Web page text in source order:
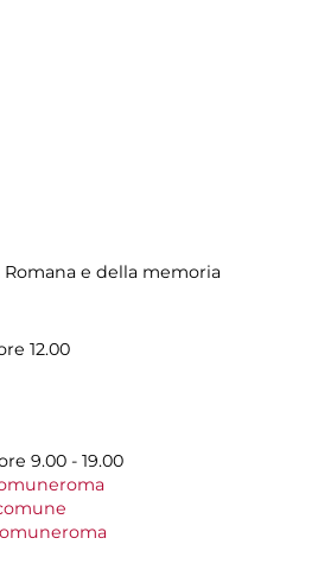
e della memoria
12.00
9.00 - 19.00